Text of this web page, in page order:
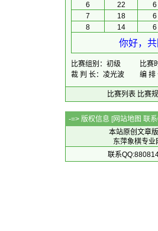
6
22 6
7
18 6
8
14 6
你好，
比赛组别：初级
比赛
裁 判 长：凌光波
编 排
比赛列表 比赛
-=> 版权信息 [网站地图 联
本站原创文章
东萍象棋专
联系